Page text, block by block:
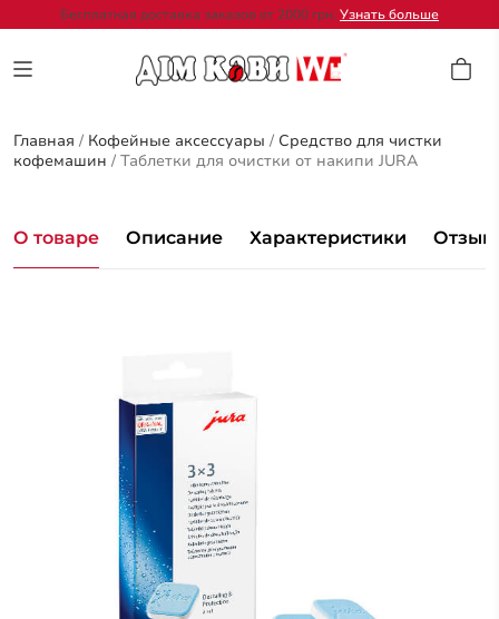
Бесплатная доставка заказов от 2000 грн. Узнать больше
Главная / Кофейные аксессуары / Средство для чистки
кофемашин / Таблетки для очистки от накипи JURA
О товаре Описание Характеристики